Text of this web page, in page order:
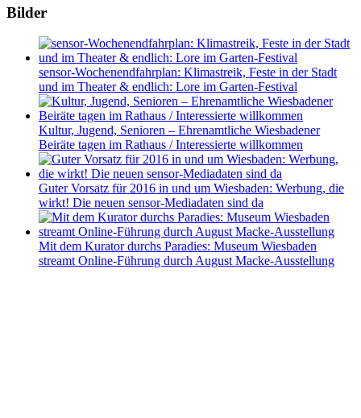
Bilder
sensor-Wochenendfahrplan: Klimastreik, Feste in der Stadt
und im Theater & endlich: Lore im Garten-Festival
Kultur, Jugend, Senioren – Ehrenamtliche Wiesbadener
Beiräte tagen im Rathaus / Interessierte willkommen
Guter Vorsatz für 2016 in und um Wiesbaden: Werbung, die
wirkt! Die neuen sensor-Mediadaten sind da
Mit dem Kurator durchs Paradies: Museum Wiesbaden
streamt Online-Führung durch August Macke-Ausstellung